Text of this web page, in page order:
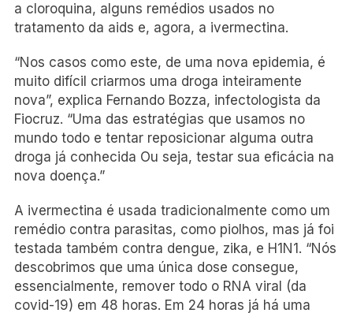
a cloroquina, alguns remédios usados no
tratamento da aids e, agora, a ivermectina.
“Nos casos como este, de uma nova epidemia, é
muito difícil criarmos uma droga inteiramente
nova”, explica Fernando Bozza, infectologista da
Fiocruz. “Uma das estratégias que usamos no
mundo todo e tentar reposicionar alguma outra
droga já conhecida Ou seja, testar sua eficácia na
nova doença.”
A ivermectina é usada tradicionalmente como um
remédio contra parasitas, como piolhos, mas já foi
testada também contra dengue, zika, e H1N1. “Nós
descobrimos que uma única dose consegue,
essencialmente, remover todo o RNA viral (da
covid-19) em 48 horas. Em 24 horas já há uma